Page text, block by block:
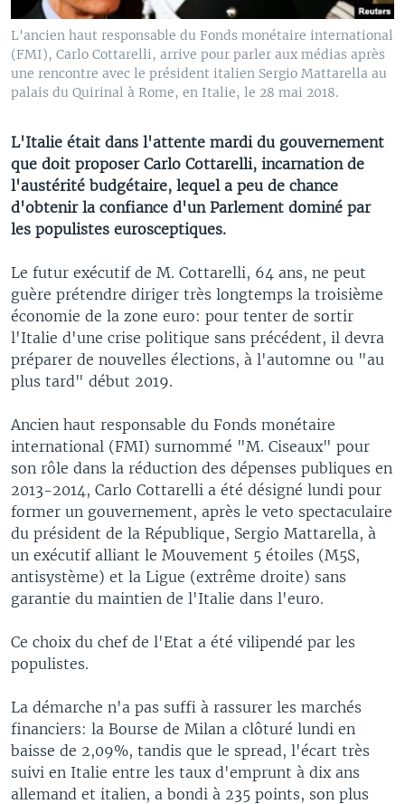
L'ancien haut responsable du Fonds monétaire international
(FMI), Carlo Cottarelli, arrive pour parler aux médias après
une rencontre avec le président italien Sergio Mattarella au
palais du Quirinal à Rome, en Italie, le 28 mai 2018.
L'Italie était dans l'attente mardi du gouvernement
que doit proposer Carlo Cottarelli, incarnation de
l'austérité budgétaire, lequel a peu de chance
d'obtenir la confiance d'un Parlement dominé par
les populistes eurosceptiques.
Le futur exécutif de M. Cottarelli, 64 ans, ne peut
guère prétendre diriger très longtemps la troisième
économie de la zone euro: pour tenter de sortir
l'Italie d'une crise politique sans précédent, il devra
préparer de nouvelles élections, à l'automne ou "au
plus tard" début 2019.
Ancien haut responsable du Fonds monétaire
international (FMI) surnommé "M. Ciseaux" pour
son rôle dans la réduction des dépenses publiques en
2013-2014, Carlo Cottarelli a été désigné lundi pour
former un gouvernement, après le veto spectaculaire
du président de la République, Sergio Mattarella, à
un exécutif alliant le Mouvement 5 étoiles (M5S,
antisystème) et la Ligue (extrême droite) sans
garantie du maintien de l'Italie dans l'euro.
Ce choix du chef de l'Etat a été vilipendé par les
populistes.
La démarche n'a pas suffi à rassurer les marchés
financiers: la Bourse de Milan a clôturé lundi en
baisse de 2,09%, tandis que le spread, l'écart très
suivi en Italie entre les taux d'emprunt à dix ans
allemand et italien, a bondi à 235 points, son plus